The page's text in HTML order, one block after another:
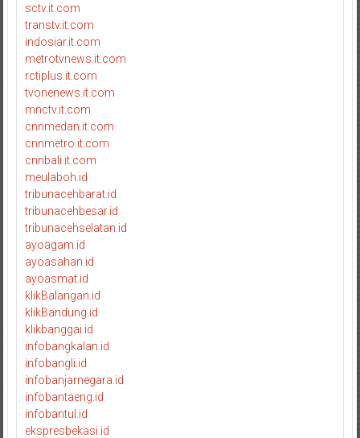
sctv.it.com
transtv.it.com
indosiar.it.com
metrotvnews.it.com
rctiplus.it.com
tvonenews.it.com
mnctv.it.com
cnnmedan.it.com
cnnmetro.it.com
cnnbali.it.com
meulaboh.id
tribunacehbarat.id
tribunacehbesar.id
tribunacehselatan.id
ayoagam.id
ayoasahan.id
ayoasmat.id
klikBalangan.id
klikBandung.id
klikbanggai.id
infobangkalan.id
infobangli.id
infobanjarnegara.id
infobantaeng.id
infobantul.id
ekspresbekasi.id